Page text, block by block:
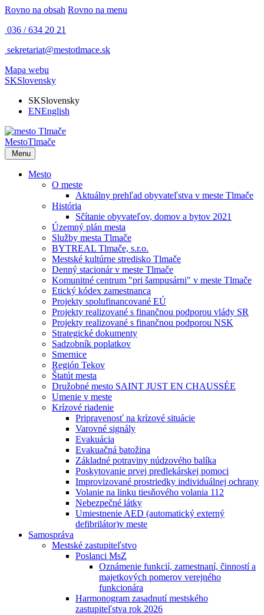
Rovno na obsah Rovno na menu
036 / 634 20 21
sekretariat@mestotlmace.sk
Mapa webu
SKSlovensky
SKSlovensky
ENEnglish
MestoTlmače
Menu
Mesto
O meste
Aktuálny prehľad obyvateľstva v meste Tlmače
História
Sčítanie obyvateľov, domov a bytov 2021
Územný plán mesta
Služby mesta Tlmače
BYTREAL Tlmače, s.r.o.
Mestské kultúrne stredisko Tlmače
Denný stacionár v meste Tlmače
Komunitné centrum "pri šampusárni" v meste Tlmače
Etický kódex zamestnanca
Projekty spolufinancované EÚ
Projekty realizované s finančnou podporou vlády SR
Projekty realizované s finančnou podporou NSK
Strategické dokumenty
Sadzobník poplatkov
Smernice
Región Tekov
Štatút mesta
Družobné mesto SAINT JUST EN CHAUSSÉE
Umenie v meste
Krízové riadenie
Pripravenosť na krízové situácie
Varovné signály
Evakuácia
Evakuačná batožina
Základné potraviny núdzového balíka
Poskytovanie prvej predlekárskej pomoci
Improvizované prostriedky individuálnej ochrany
Volanie na linku tiesňového volania 112
Nebezpečné látky
Umiestnenie AED (automatický externý
defibrilátor)v meste
Samospráva
Mestské zastupiteľstvo
Poslanci MsZ
Oznámenie funkcií, zamestnaní, činností a
majetkových pomerov verejného
funkcionára
Harmonogram zasadnutí mestského
zastupiteľstva rok 2026